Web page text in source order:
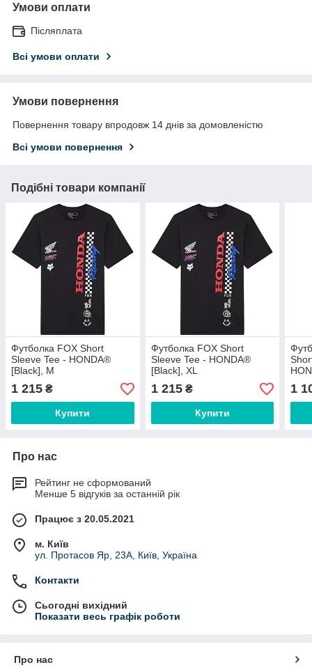
Умови оплати
Післяплата
Всі умови оплати
Умови повернення
Повернення товару впродовж 14 днів за домовленістю
Всі умови повернення
Подібні товари компанії
Футболка FOX Short
Sleeve Tee - HONDA®
[Black], M
1 215 ₴
Купити
Футболка FOX Short
Sleeve Tee - HONDA®
[Black], XL
1 215₴
Купити
1
Про нас
Рейтинг не сформований
Менше 5 відгуків за останній рік
Працює з 20.05.2021
м. Київ
ул. Протасов Яр, 23А, Київ, Україна
Контакти
Сьогодні вихідний
Показати весь графік роботи
Про нас